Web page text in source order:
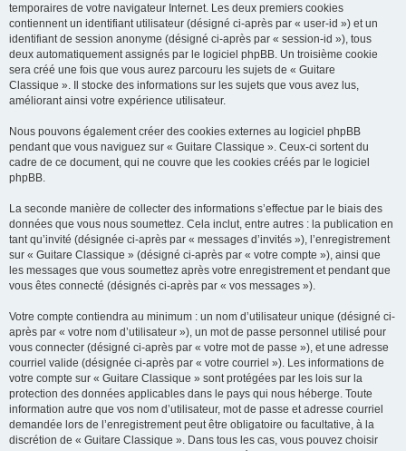
temporaires de votre navigateur Internet. Les deux premiers cookies
contiennent un identifiant utilisateur (désigné ci-après par « user-id ») et un
identifiant de session anonyme (désigné ci-après par « session-id »), tous
deux automatiquement assignés par le logiciel phpBB. Un troisième cookie
sera créé une fois que vous aurez parcouru les sujets de « Guitare
Classique ». Il stocke des informations sur les sujets que vous avez lus,
améliorant ainsi votre expérience utilisateur.
Nous pouvons également créer des cookies externes au logiciel phpBB
pendant que vous naviguez sur « Guitare Classique ». Ceux-ci sortent du
cadre de ce document, qui ne couvre que les cookies créés par le logiciel
phpBB.
La seconde manière de collecter des informations s’effectue par le biais des
données que vous nous soumettez. Cela inclut, entre autres : la publication en
tant qu’invité (désignée ci-après par « messages d’invités »), l’enregistrement
sur « Guitare Classique » (désigné ci-après par « votre compte »), ainsi que
les messages que vous soumettez après votre enregistrement et pendant que
vous êtes connecté (désignés ci-après par « vos messages »).
Votre compte contiendra au minimum : un nom d’utilisateur unique (désigné ci-
après par « votre nom d’utilisateur »), un mot de passe personnel utilisé pour
vous connecter (désigné ci-après par « votre mot de passe »), et une adresse
courriel valide (désignée ci-après par « votre courriel »). Les informations de
votre compte sur « Guitare Classique » sont protégées par les lois sur la
protection des données applicables dans le pays qui nous héberge. Toute
information autre que vos nom d’utilisateur, mot de passe et adresse courriel
demandée lors de l’enregistrement peut être obligatoire ou facultative, à la
discrétion de « Guitare Classique ». Dans tous les cas, vous pouvez choisir